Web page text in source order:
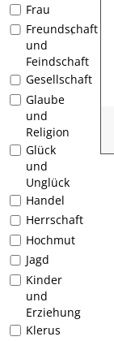
Frau
1
Freundschaft
und
Feindschaft
Gesellschaft
Glaube
und
Religion
Glück
und
Unglück
Handel
Herrschaft
Hochmut
Jagd
Kinder
und
Erziehung
Klerus